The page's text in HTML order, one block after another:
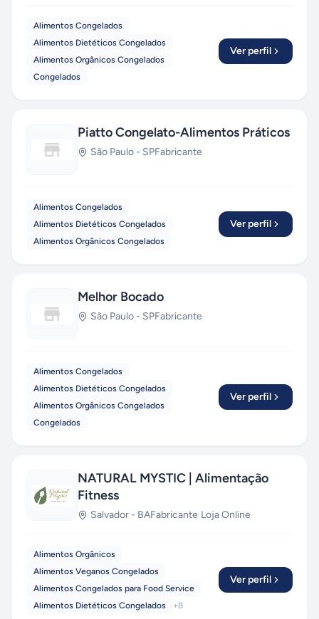
Alimentos Congelados
Alimentos Dietéticos Congelados
Alimentos Orgânicos Congelados
Congelados
Ver perfil
Piatto Congelato-Alimentos Práticos
São Paulo - SPFabricante
Alimentos Congelados
Alimentos Dietéticos Congelados
Alimentos Orgânicos Congelados
Ver perfil
Melhor Bocado
São Paulo - SPFabricante
Alimentos Congelados
Alimentos Dietéticos Congelados
Alimentos Orgânicos Congelados
Congelados
Ver perfil
NATURAL MYSTIC | Alimentação
Fitness
Salvador - BAFabricante·Loja Online
Alimentos Orgânicos
Alimentos Veganos Congelados
Alimentos Congelados para Food Service
Alimentos Dietéticos Congelados
+8
Ver perfil